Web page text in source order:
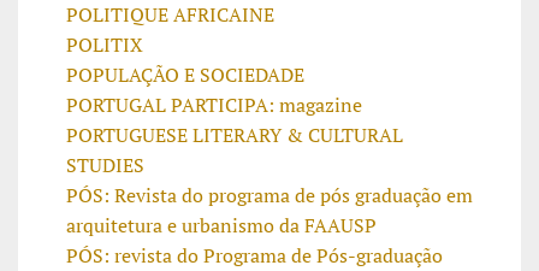
POLITIQUE AFRICAINE
POLITIX
POPULAÇÃO E SOCIEDADE
PORTUGAL PARTICIPA: magazine
PORTUGUESE LITERARY & CULTURAL
STUDIES
PÓS: Revista do programa de pós graduação em
arquitetura e urbanismo da FAAUSP
PÓS: revista do Programa de Pós-graduação